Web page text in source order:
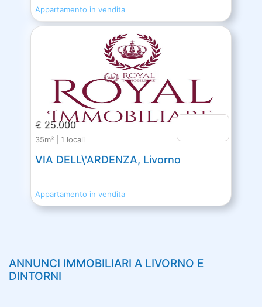
Appartamento in vendita
€ 25.000
35m² | 1 locali
VIA DELL\'ARDENZA, Livorno
Appartamento in vendita
ANNUNCI IMMOBILIARI A LIVORNO E
DINTORNI